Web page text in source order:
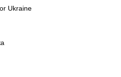
Ukraine